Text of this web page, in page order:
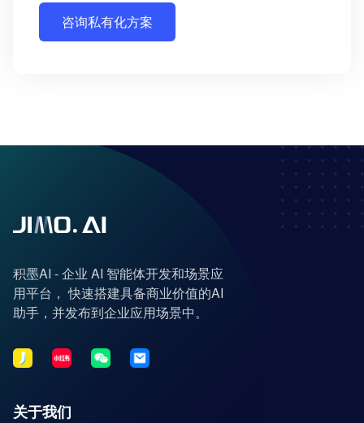
咨询私有化方案
积墨AI - 企业 AI 智能体开发和场景应
用平台， 快速搭建具备商业价值的AI
助手，并发布到企业应用场景中。
关于我们